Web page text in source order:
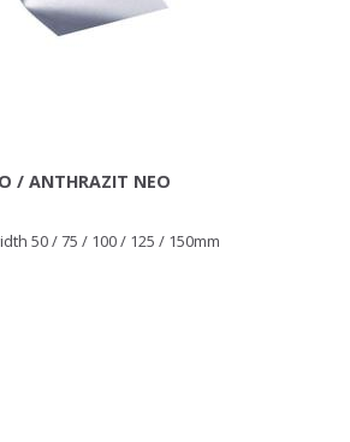
/ ANTHRAZIT NEO
50 / 75 / 100 / 125 / 150mm